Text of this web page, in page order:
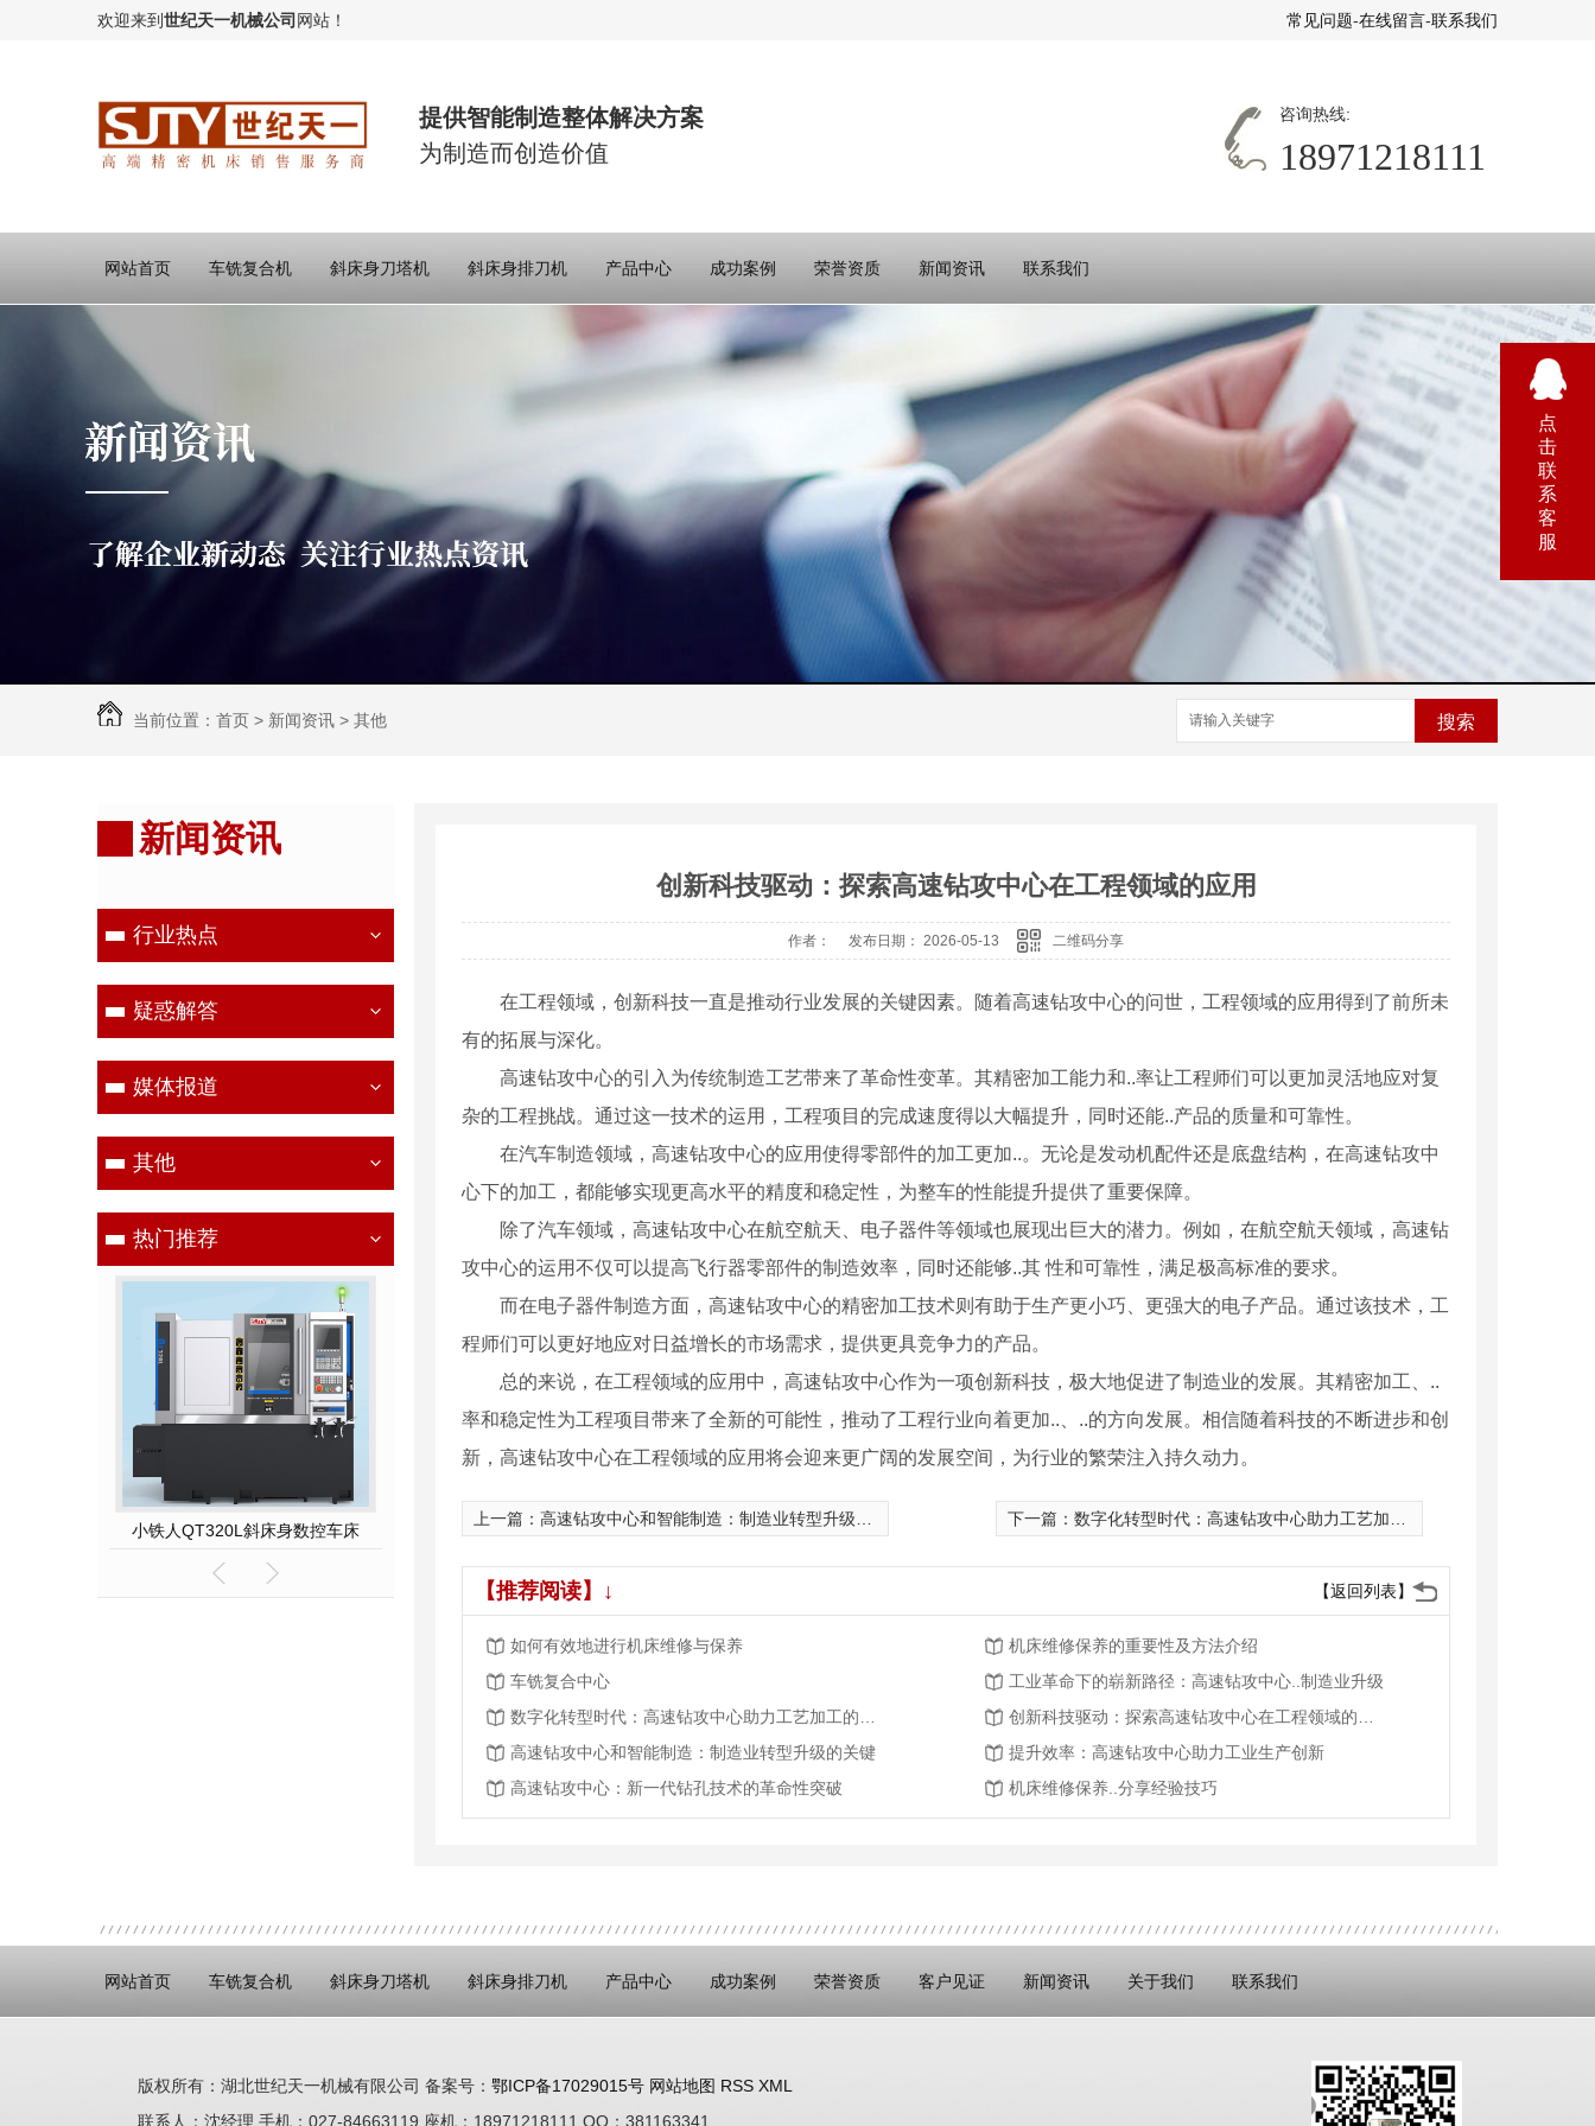
欢迎来到世纪天一机械公司 网站！ 常见问题-在线留言-联系我们
提供智能制造整体解决方案
为制造而创造价值
咨询热线:
18971218111
网站首页 车铣复合机 斜床身刀塔机 斜床身排刀机 产品中心 成功案例 荣誉资质 新闻资讯 联系我们
当前位置： 首页 > 新闻资讯 > 其他 搜索
新闻资讯
行业热点
疑惑解答
媒体报道
其他
热门推荐
小铁人QT320L斜床身数控车床 TNC-400高速精密线轨数控车床 TNC-320高速精密数控车床
创新科技驱动：探索高速钻攻中心在工程领域的应用
作者： 发布日期： 2026-05-13 二维码分享
在工程领域，创新科技一直是推动行业发展的关键因素。随着高速钻攻中心的问世，工程领域的应用得到了前所未
有的拓展与深化。
高速钻攻中心的引入为传统制造工艺带来了革命性变革。其精密加工能力和..率让工程师们可以更加灵活地应对复
杂的工程挑战。通过这一技术的运用，工程项目的完成速度得以大幅提升，同时还能..产品的质量和可靠性。
在汽车制造领域，高速钻攻中心的应用使得零部件的加工更加..。无论是发动机配件还是底盘结构，在高速钻攻中
心下的加工，都能够实现更高水平的精度和稳定性，为整车的性能提升提供了重要保障。
除了汽车领域，高速钻攻中心在航空航天、电子器件等领域也展现出巨大的潜力。例如，在航空航天领域，高速钻
攻中心的运用不仅可以提高飞行器零部件的制造效率，同时还能够..其 性和可靠性，满足极高标准的要求。
而在电子器件制造方面，高速钻攻中心的精密加工技术则有助于生产更小巧、更强大的电子产品。通过该技术，工
程师们可以更好地应对日益增长的市场需求，提供更具竞争力的产品。
总的来说，在工程领域的应用中，高速钻攻中心作为一项创新科技，极大地促进了制造业的发展。其精密加工、..
率和稳定性为工程项目带来了全新的可能性，推动了工程行业向着更加..、..的方向发展。相信随着科技的不断进步和创
新，高速钻攻中心在工程领域的应用将会迎来更广阔的发展空间，为行业的繁荣注入持久动力。
上一篇： 高速钻攻中心和智能制造：制造业转型升级的关键 下一篇： 数字化转型时代：高速钻攻中心助力工艺加工的智能化发展
【返回列表】
【推荐阅读】↓
如何有效地进行机床维修与保养
机床维修保养的重要性及方法介绍
车铣复合中心
工业革命下的崭新路径：高速钻攻中心..制造业升级
高速钻攻中心和智能制造：制造业转型升级的关键
提升效率：高速钻攻中心助力工业生产创新
高速钻攻中心：新一代钻孔技术的革命性突破
机床维修保养..分享经验技巧
网站首页 车铣复合机 斜床身刀塔机 斜床身排刀机 产品中心 成功案例 荣誉资质 客户见证 新闻资讯 关于我们 联系我们
版权所有：湖北世纪天一机械有限公司 备案号： 鄂ICP备17029015号 网站地图 RSS XML
联系人：沈经理 手机：027-84663119 座机：18971218111 QQ：381163341
点
击
联
系
客
服